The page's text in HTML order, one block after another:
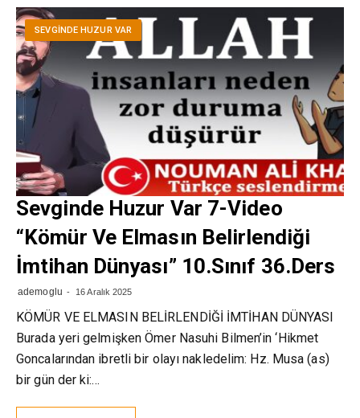
SEVGINDE HUZUR VAR
Sevginde Huzur Var 7-Video
“Kömür Ve Elmasın Belirlendiği
İmtihan Dünyası” 10.Sınıf 36.Ders
ademoglu 16 Aralık 2025
KÖMÜR VE ELMASIN BELİRLENDİĞİ İMTİHAN DÜNYASI
Burada yeri gelmişken Ömer Nasuhi Bilmen’in ‘Hikmet
Goncalarından ibretli bir olayı nakledelim: Hz. Musa (as)
bir gün der ki:…